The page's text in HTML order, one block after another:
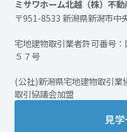
ミサワホーム北越（株）不
〒951-8533 新潟県新潟市中
宅地建物取引業者許可番号
５７号
(公社)新潟県宅地建物取引
取引協議会加盟
見